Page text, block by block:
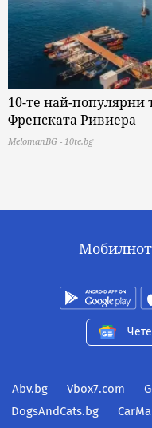
10-те най-популярни
Френската Ривиера
MelomanBG - 10te.bg
Abv.bg Vbox7.com
DogsAndCats.bg